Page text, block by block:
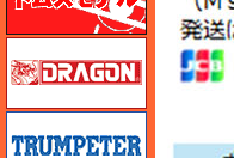
ドラゴン